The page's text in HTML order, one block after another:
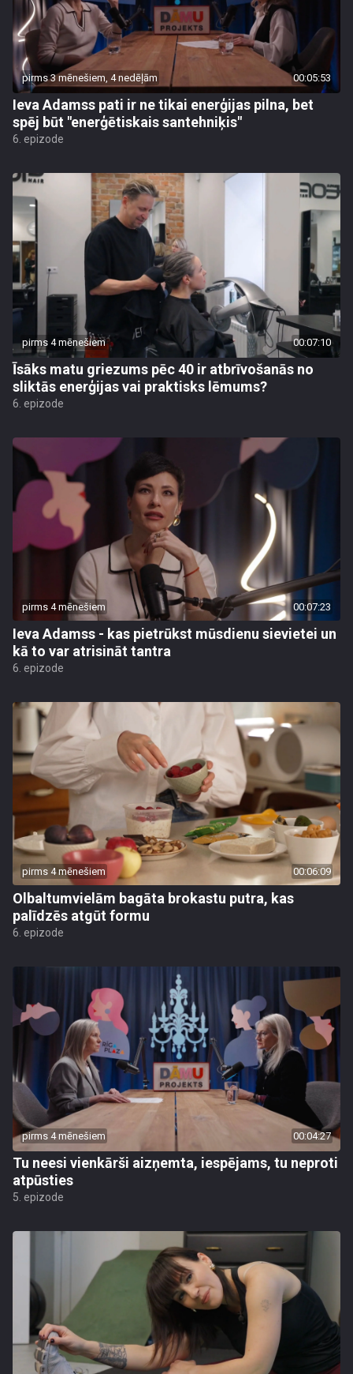
pirms 3 mēnešiem, 4 nedēļām 00:05:53
Ieva Adamss pati ir ne tikai enerģijas pilna, bet
spēj būt "enerģētiskais santehniķis"
6. epizode
pirms 4 mēnešiem 00:07:10
Īsāks matu griezums pēc 40 ir atbrīvošanās no
sliktās enerģijas vai praktisks lēmums?
6. epizode
pirms 4 mēnešiem 00:07:23
Ieva Adamss - kas pietrūkst mūsdienu sievietei un
kā to var atrisināt tantra
6. epizode
pirms 4 mēnešiem 00:06:09
Olbaltumvielām bagāta brokastu putra, kas
palīdzēs atgūt formu
6. epizode
pirms 4 mēnešiem 00:04:27
Tu neesi vienkārši aizņemta, iespējams, tu neproti
atpūsties
5. epizode